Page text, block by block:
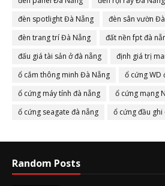
đèn spotlight Đà Nẵng
đèn sân vườn
đèn trang trí Đà Nẵng
đất nền fpt đà
đấu giá tài sản ở đà nẵng
định giá trị
ổ cắm thông minh Đà Nẵng
ổ cứng WD
ổ cứng máy tính đà nẵng
ổ cứng mạng
ổ cứng seagate đà nẵng
ổ cứng đầu
Random Posts